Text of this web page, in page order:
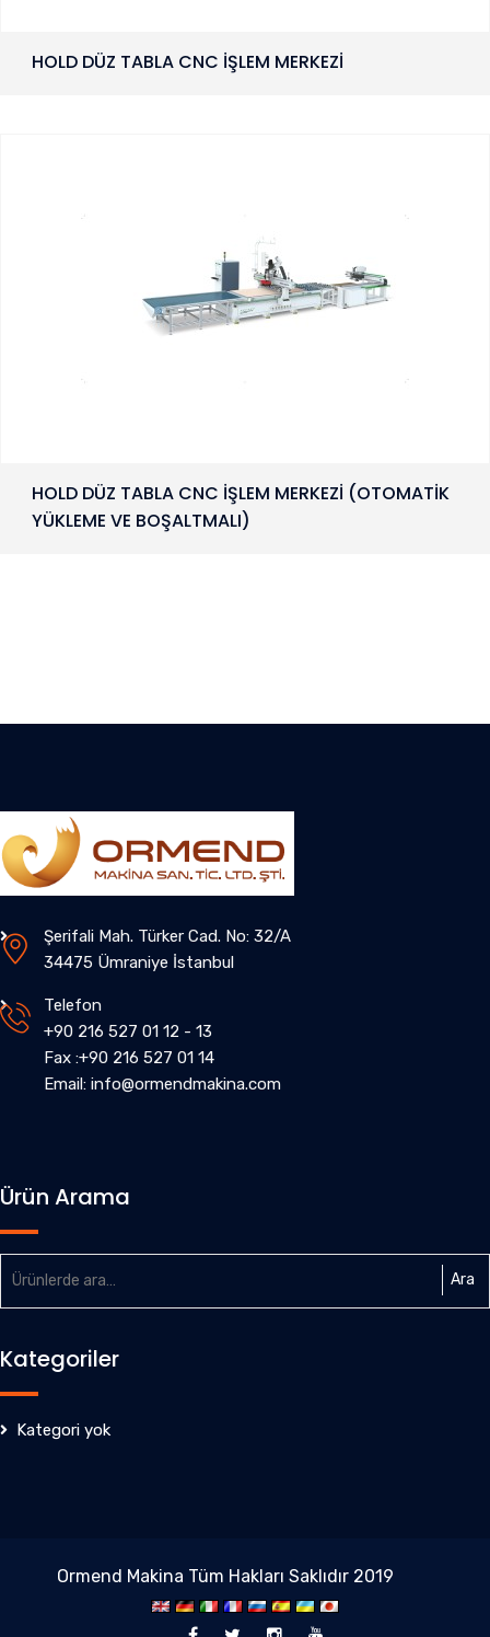
HOLD DÜZ TABLA CNC İŞLEM MERKEZİ
HOLD DÜZ TABLA CNC İŞLEM MERKEZİ (OTOMATİK
YÜKLEME VE BOŞALTMALI)
Şerifali Mah. Türker Cad. No: 32/A
34475 Ümraniye İstanbul
Telefon
+90 216 527 01 12 - 13
Fax :+90 216 527 01 14
Email: info@ormendmakina.com
Ürün Arama
Ara:
Ara
Kategoriler
Kategori yok
Ormend Makina Tüm Hakları Saklıdır 2019